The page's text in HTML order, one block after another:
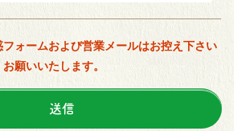
ォームおよび営業メールはお控え下さい
願いいたします。